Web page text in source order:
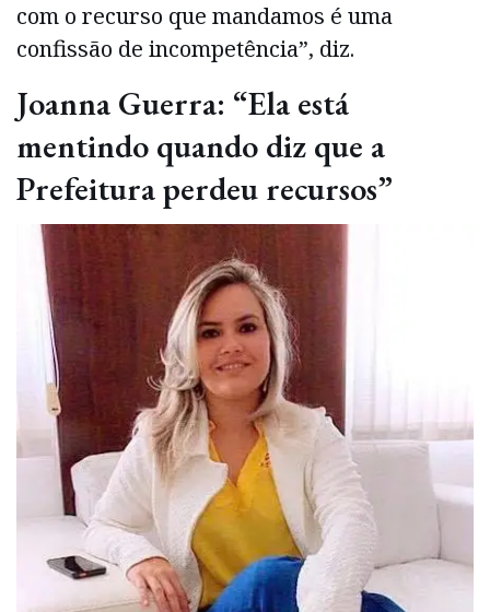
com o recurso que mandamos é uma
confissão de incompetência”, diz.
Joanna Guerra: “Ela está
mentindo quando diz que a
Prefeitura perdeu recursos”